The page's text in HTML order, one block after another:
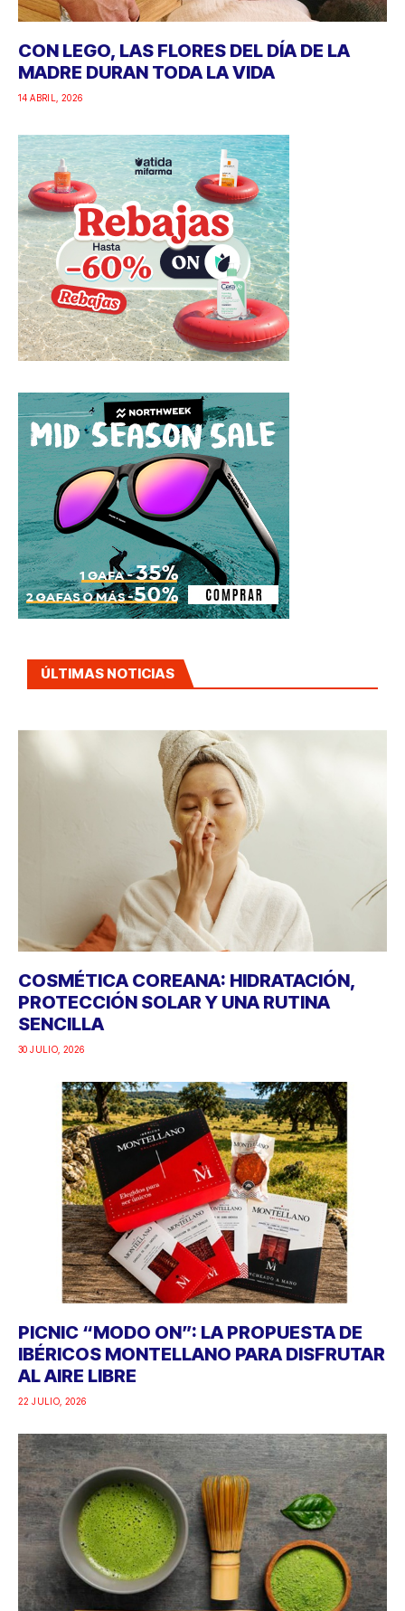
CON LEGO, LAS FLORES DEL DÍA DE LA
MADRE DURAN TODA LA VIDA
14 ABRIL, 2026
ÚLTIMAS NOTICIAS
COSMÉTICA COREANA: HIDRATACIÓN,
PROTECCIÓN SOLAR Y UNA RUTINA
SENCILLA
30 JULIO, 2026
PICNIC “MODO ON”: LA PROPUESTA DE
IBÉRICOS MONTELLANO PARA DISFRUTAR
AL AIRE LIBRE
22 JULIO, 2026